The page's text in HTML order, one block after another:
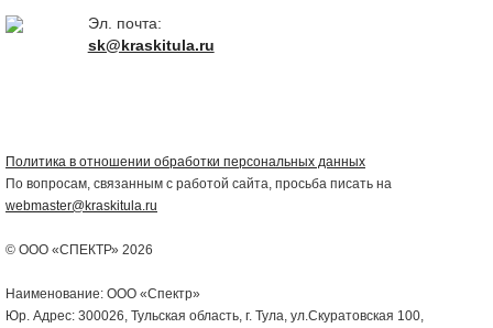
Эл. почта:
sk@kraskitula.ru
Политика в отношении обработки персональных данных
По вопросам, связанным с работой сайта, просьба писать на
webmaster@kraskitula.ru
© ООО «СПЕКТР» 2026
Наименование: ООО «Спектр»
Юр. Адрес: 300026, Тульская область, г. Тула, ул.Скуратовская 100,